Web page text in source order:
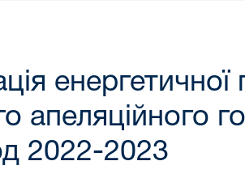
енергетичної
апеляційного
2022-2023